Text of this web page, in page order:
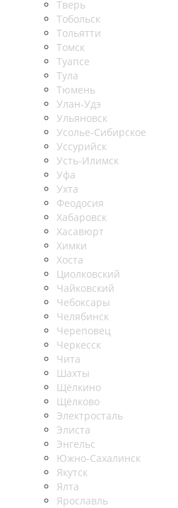
Тверь
Тобольск
Тольятти
Томск
Туапсе
Тула
Тюмень
Улан-Удэ
Ульяновск
Усолье-Сибирское
Уссурийск
Усть-Илимск
Уфа
Ухта
Феодосия
Хабаровск
Хасавюрт
Химки
Хоста
Циолковский
Чайковский
Чебоксары
Челябинск
Череповец
Черкесск
Чита
Шахты
Щёлкино
Щёлково
Электросталь
Элиста
Энгельс
Южно-Сахалинск
Якутск
Ялта
Ярославль